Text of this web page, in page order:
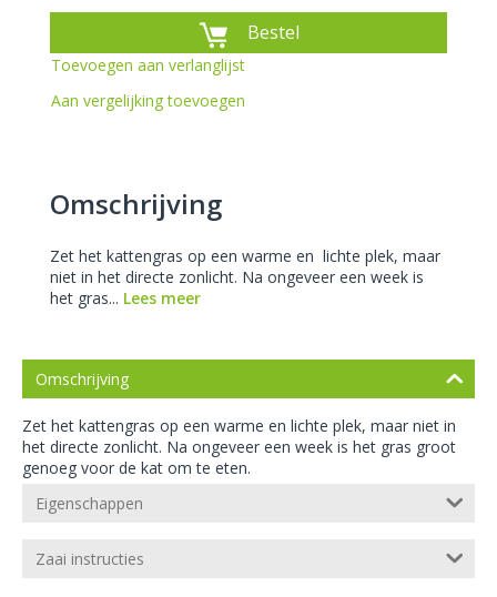
Bestel
Toevoegen aan verlanglijst
Aan vergelijking toevoegen
Omschrijving
Zet het kattengras op een warme en lichte plek, maar
niet in het directe zonlicht. Na ongeveer een week is
het gras... Lees meer
Omschrijving
Zet het kattengras op een warme en lichte plek, maar niet in
het directe zonlicht. Na ongeveer een week is het gras groot
genoeg voor de kat om te eten.
Eigenschappen
Zaai instructies